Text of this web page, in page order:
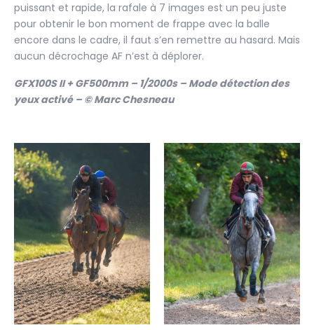
puissant et rapide, la rafale à 7 images est un peu juste
pour obtenir le bon moment de frappe avec la balle
encore dans le cadre, il faut s’en remettre au hasard. Mais
aucun décrochage AF n’est à déplorer.
GFX100S II + GF500mm – 1/2000s – Mode détection des
yeux activé – © Marc Chesneau